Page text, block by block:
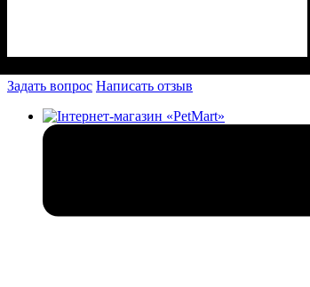
Задать вопрос Написать отзыв